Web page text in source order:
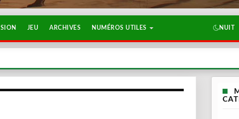
JEU ARCHIVES NUMÉROS UTILES NUIT